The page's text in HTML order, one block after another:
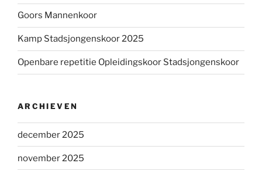
Goors Mannenkoor
Kamp Stadsjongenskoor 2025
Openbare repetitie Opleidingskoor Stadsjongenskoor
ARCHIEVEN
december 2025
november 2025